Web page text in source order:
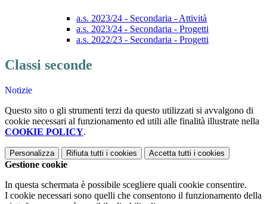
a.s. 2023/24 - Secondaria - Attività
a.s. 2023/24 - Secondaria - Progetti
a.s. 2022/23 - Secondaria - Progetti
Classi seconde
Notizie
Questo sito o gli strumenti terzi da questo utilizzati si avvalgono di
cookie necessari al funzionamento ed utili alle finalità illustrate nella
COOKIE POLICY.
Personalizza Rifiuta tutti i cookies Accetta tutti i cookies
Gestione cookie
In questa schermata è possibile scegliere quali cookie consentire.
I cookie necessari sono quelli che consentono il funzionamento della